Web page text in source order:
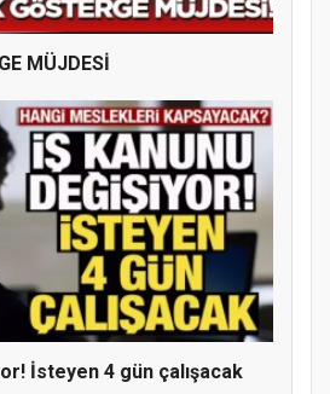
Temel Dini Bilgiler Sınavı
MÜJDESİ
İsteyen 4 gün çalışacak